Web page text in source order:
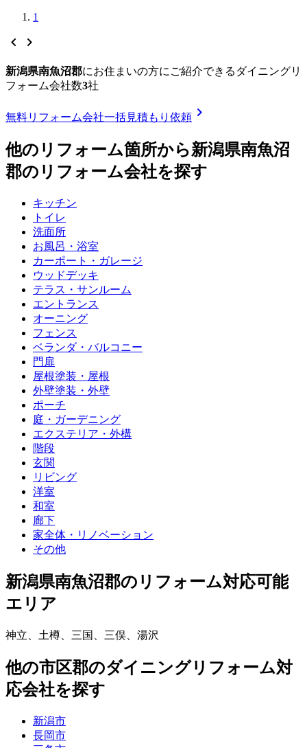
1
chevron_left chevron_right
新潟県南魚沼郡にお住まいの方にご紹介できる ダイニングリ
フォーム会社数3社
無料リフォーム会社一括見積もり依頼 chevron_right
他のリフォーム箇所から新潟県南魚沼
郡のリフォーム会社を探す
キッチン
トイレ
洗面所
お風呂・浴室
カーポート・ガレージ
ウッドデッキ
テラス・サンルーム
エントランス
オーニング
フェンス
ベランダ・バルコニー
門扉
屋根塗装・屋根
外壁塗装・外壁
ポーチ
庭・ガーデニング
エクステリア・外構
階段
玄関
リビング
洋室
和室
廊下
家全体・リノベーション
その他
新潟県南魚沼郡のリフォーム対応可能
エリア
神立 土樽 三国 三俣 湯沢
他の市区郡のダイニングリフォーム対
応会社を探す
新潟市
長岡市